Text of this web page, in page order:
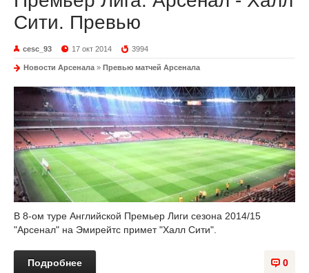
Сити. Превью
cesc_93 17 окт 2014 3994
Новости Арсенала » Превью матчей Арсенала
В 8-ом туре Английской Премьер Лиги сезона 2014/15
"Арсенал" на Эмирейтс примет "Халл Сити".
0
Подробнее